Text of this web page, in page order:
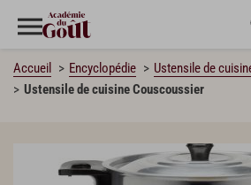
Accueil Encyclopédie
Ustensile de
Ustensile de cuisine Couscoussier